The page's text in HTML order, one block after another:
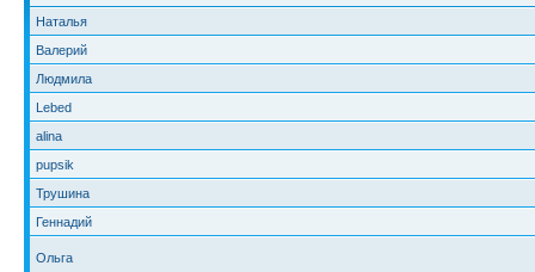
Наталья
Валерий
Людмила
Lebed
alina
pupsik
Трушина
Геннадий
Ольга